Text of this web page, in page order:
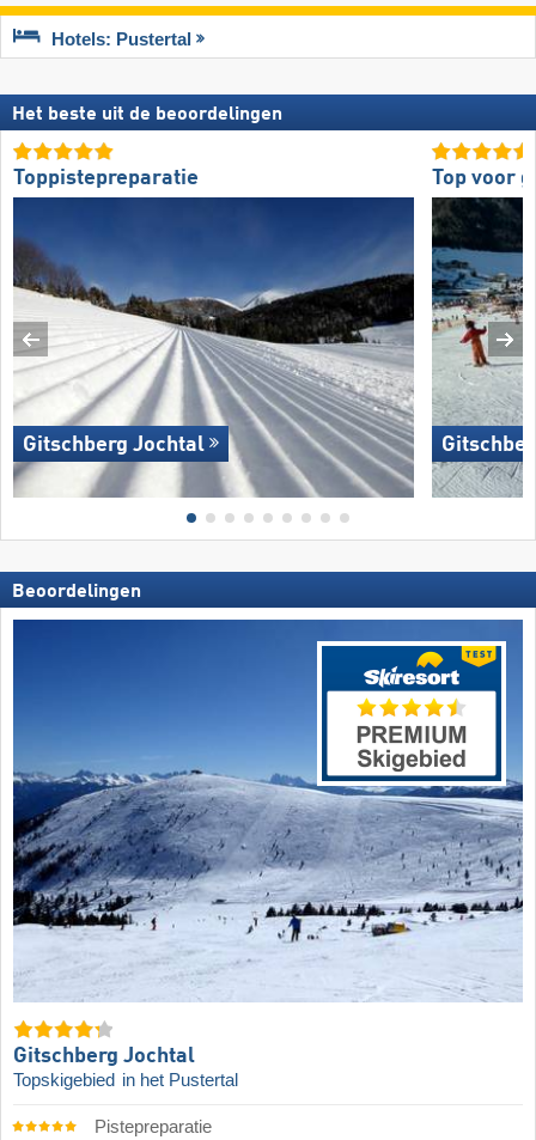
Hotels: Pustertal
Het beste uit de beoordelingen
Toppistepreparatie
Gitschberg Jochtal
Top voor
Beoordelingen
Gitschberg Jochtal
Topskigebied in het Pustertal
Pistepreparatie